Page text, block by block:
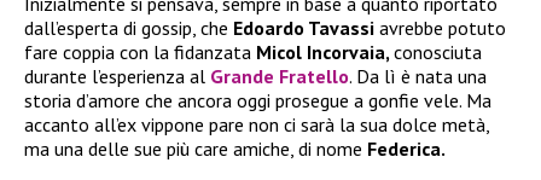
dall’esperta di gossip, che Edoardo Tavassi avrebbe potuto
fare coppia con la fidanzata Micol Incorvaia, conosciuta
durante l’esperienza al Grande Fratello. Da lì è nata una
storia d’amore che ancora oggi prosegue a gonfie vele. Ma
accanto all’ex vippone pare non ci sarà la sua dolce metà,
ma una delle sue più care amiche, di nome Federica.